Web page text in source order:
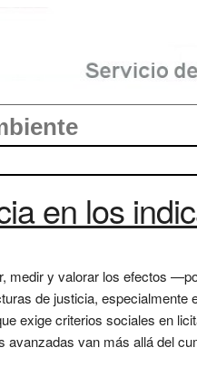
en los
medir y valorar los efectos
de justicia, especialmente
exige criterios sociales en
van más allá del